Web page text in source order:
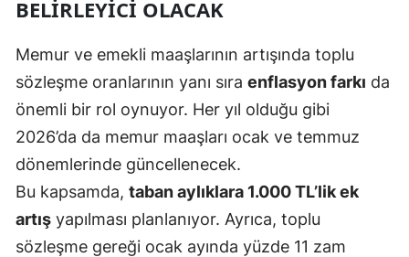
Kütahya
Malatya
Manisa
Mardin
Muğla
BELIRLEYICI OLACAK
Memur ve emekli maaşlarının artışında toplu
sözleşme oranlarının yanı sıra enflasyon farkı da
önemli bir rol oynuyor. Her yıl olduğu gibi
2026’da da memur maaşları ocak ve temmuz
dönemlerinde güncellenecek.
Bu kapsamda, taban aylıklara 1.000 TL’lik ek
artış yapılması planlanıyor. Ayrıca, toplu
sözleşme gereği ocak ayında yüzde 11 zam